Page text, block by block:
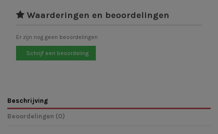
Waarderingen en beoordelingen
Er zijn nog geen beoordelingen
Schrijf een beoordeling
Beschrijving
Beoordelingen (0)